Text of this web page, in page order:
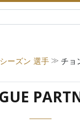
ーズン 選手≫ チョ